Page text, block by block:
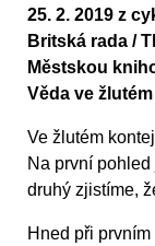
25. 2. 2019 z
Britská rada /
Městskou
Věda ve
Ve žlutém
Na první
druhý zjistíme,
Hned při